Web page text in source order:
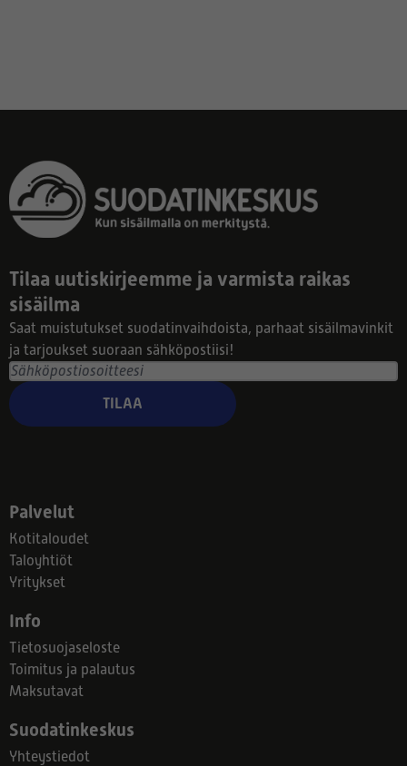
Tilaa uutiskirjeemme ja varmista raikas
sisäilma
Saat muistutukset suodatinvaihdoista, parhaat sisäilmavinkit
ja tarjoukset suoraan sähköpostiisi!
TILAA
Palvelut
Kotitaloudet
Taloyhtiöt
Yritykset
Info
Tietosuojaseloste
Toimitus ja palautus
Maksutavat
Suodatinkeskus
Yhteystiedot